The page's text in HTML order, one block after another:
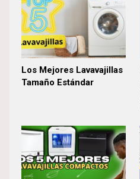
Los Mejores Lavavajillas
Tamaño Estándar